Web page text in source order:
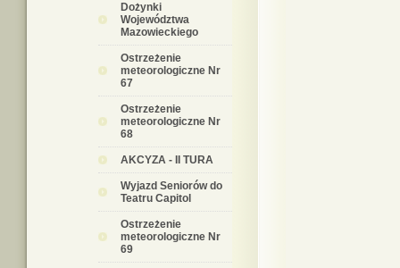
Dożynki
Województwa
Mazowieckiego
Ostrzeżenie
meteorologiczne Nr
67
Ostrzeżenie
meteorologiczne Nr
68
AKCYZA - II TURA
Wyjazd Seniorów do
Teatru Capitol
Ostrzeżenie
meteorologiczne Nr
69